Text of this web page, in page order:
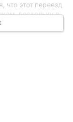
этот переезд
поскольку в
Китай-